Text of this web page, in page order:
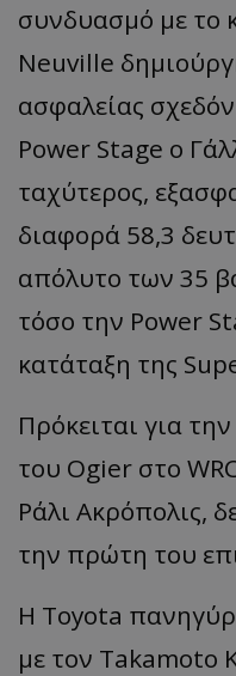
συνδυασμό με το
Neuville
ασφαλείας
Power Stage ο
ταχύτερος,
διαφορά 58,3
απόλυτο των 35
τόσο την Power
κατάταξη της
Πρόκειται για
του Ogier στο
Ράλι Ακρόπολις,
την πρώτη του
Η Toyota
με τον Takamoto